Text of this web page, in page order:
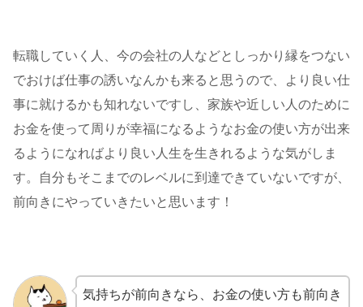
転職していく人、今の会社の人などとしっかり縁をつない
でおけば仕事の誘いなんかも来ると思うので、より良い仕
事に就けるかも知れないですし、家族や近しい人のために
お金を使って周りが幸福になるようなお金の使い方が出来
るようになればより良い人生を生きれるような気がしま
す。自分もそこまでのレベルに到達できていないですが、
前向きにやっていきたいと思います！
気持ちが前向きなら、お金の使い方も前向き